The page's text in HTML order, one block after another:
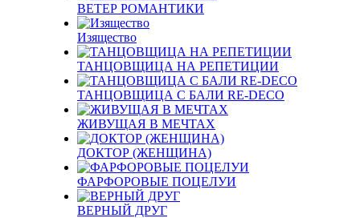
ВЕТЕР РОМАНТИКИ
Изящество
ТАНЦОВЩИЦА НА РЕПЕТИЦИИ
ТАНЦОВЩИЦА С БАЛИ RE-DECO
ЖИВУЩАЯ В МЕЧТАХ
ДОКТОР (ЖЕНЩИНА)
ФАРФОРОВЫЕ ПОЦЕЛУИ
ВЕРНЫЙ ДРУГ